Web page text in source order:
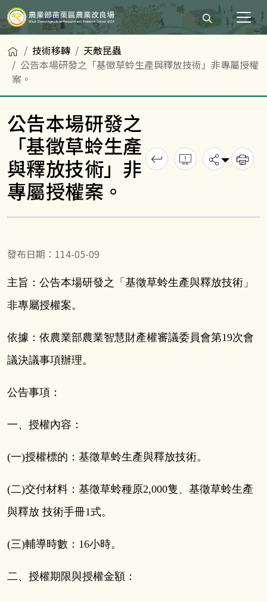
打開搜尋輸入
首頁技術移轉
天敵昆蟲
公告本場研發之「基徵草蛉生產與釋放技術」非專屬授權
案。
公告本場研發之
「基徵草蛉生產
與釋放技術」非
專屬授權案。
回上一頁錯誤回報
分享
發布日期：114-05-09
主旨：公告本場研發之「基徵草蛉生產與釋放技術」
非專屬授權案。
依據：依農業部農業智慧財產權審議委員會第19次會
議決議事項辦理。
公告事項：
一、授權內容：
(一)授權標的：基徵草蛉生產與釋放技術。
(二)交付材料：基徵草蛉種原2,000隻、基徵草蛉生產
與釋放 技術手冊1式。
(三)輔導時數： 16小時。
二、授權期限與授權金額：